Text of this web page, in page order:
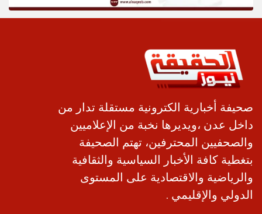
صحيفة أخبارية الكترونية مستقلة تدار من
داخل عدن ،ويديرها نخبة من الإعلاميين
والصحفيين المحترفين، تهتم الصحيفة
بتغطية كافة الأخبار السياسية والثقافية
والرياضية والاقتصادية على المستوى
الدولي والإقليمي .